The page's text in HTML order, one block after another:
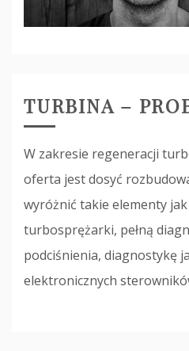
TURBINA –
W zakresie regeneracji
oferta jest dosyć
wyróżnić takie elementy
turbosprężarki, pełną
podciśnienia, diagnostykę
elektronicznych